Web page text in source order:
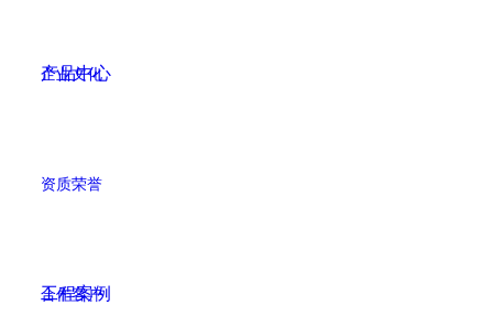
企业文化
资质荣誉
合作客户
产品中心
工程案例